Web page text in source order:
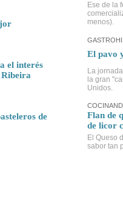
el interés
de
Ese de la
menos).
El pavo
La
la gran
Unidos.
Flan de
de licor
El Queso
sabor tan